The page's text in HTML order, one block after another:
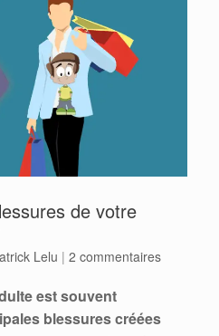
de votre
Lelu | 2 commentaires
est souvent
blessures créées